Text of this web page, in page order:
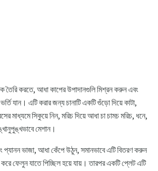
তৈরি করতে, আধা কাপের উপাদানগুলি মিশ্রন করুন এবং
যান। এটি করার জন্য চানাটি একটি গুঁড়ো দিয়ে কাটা,
মাধ্যমে সিকুয়ে নিন, মরিচ দিয়ে আধা চা চামচ মরিচ, ধনে,
মেশান।
প্যানন ভাজা, আধা কেঁপে উঠুন, সমানভাবে এটি বিতরণ করুন
ফেলুন যাতে পিচ্ছিল হয়ে যায়। তারপর একটি প্লেট এটি